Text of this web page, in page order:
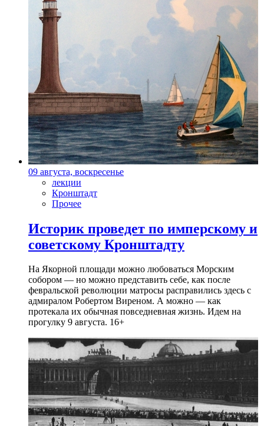
09 августа, воскресенье
лекции
Кронштадт
Прочее
Историк проведет по имперскому и
советскому Кронштадту
На Якорной площади можно любоваться Морским
собором — но можно представить себе, как после
февральской революции матросы расправились здесь с
адмиралом Робертом Виреном. А можно — как
протекала их обычная повседневная жизнь. Идем на
прогулку 9 августа. 16+